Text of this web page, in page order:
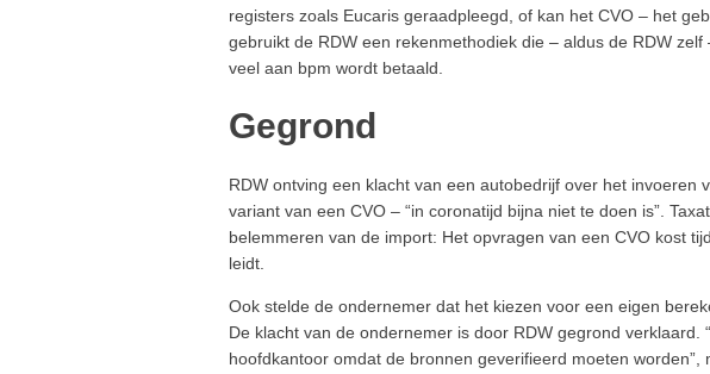
registers zoals Eucaris geraadpleegd, of kan het CVO – het
gebruikt de RDW een rekenmethodiek die – aldus de RDW
veel aan bpm wordt betaald.
Gegrond
RDW ontving een klacht van een autobedrijf over het invoeren
variant van een CVO – “in coronatijd bijna niet te doen is”.
belemmeren van de import: Het opvragen van een CVO kost
leidt.
Ook stelde de ondernemer dat het kiezen voor een eigen
De klacht van de ondernemer is door RDW gegrond
hoofdkantoor omdat de bronnen geverifieerd moeten